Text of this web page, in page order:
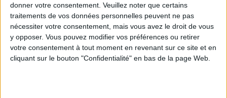
donner votre consentement. Veuillez noter que certains
traitements de vos données personnelles peuvent ne pas
nécessiter votre consentement, mais vous avez le droit de vous
y opposer. Vous pouvez modifier vos préférences ou retirer
votre consentement à tout moment en revenant sur ce site et en
cliquant sur le bouton "Confidentialité" en bas de la page Web.
LES SACS D’ÉTÉ QUI DONNENT LE TON DE LA SAISON